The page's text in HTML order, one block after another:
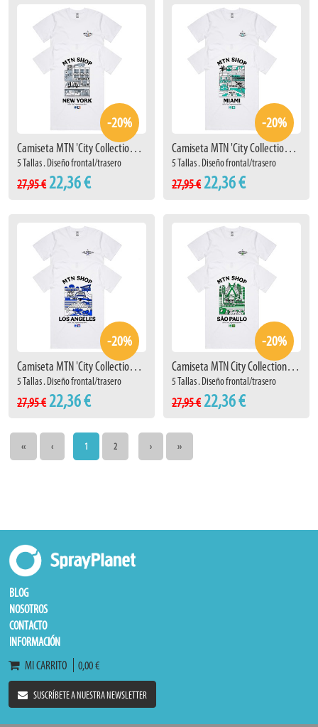
-20%
Camiseta MTN 'City Collection' New York
5 Tallas . Diseño frontal/trasero
27,95 € 22,36 €
-20%
Camiseta MTN 'City Collection' Miami
5 Tallas . Diseño frontal/trasero
27,95 € 22,36 €
-20%
Camiseta MTN 'City Collection' Los Angeles
5 Tallas . Diseño frontal/trasero
27,95 € 22,36 €
-20%
Camiseta MTN City Collection Sao Paulo
5 Tallas . Diseño frontal/trasero
27,95 € 22,36 €
‹‹ ‹ 1 2 › ››
BLOG
NOSOTROS
CONTACTO
INFORMACIÓN
MI CARRITO
0,00 €
SUSCRÍBETE A NUESTRA NEWSLETTER